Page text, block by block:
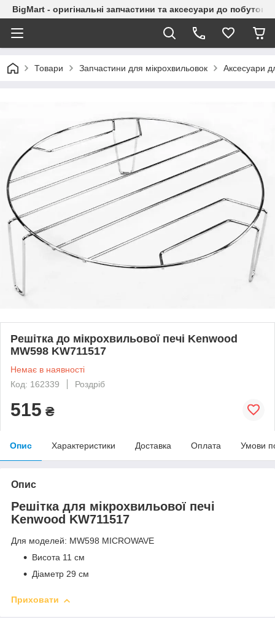
BigMart - оригінальні запчастини та аксесуари до побутової
Товари Запчастини для мікрохвильовок Аксесуари
Решітка до мікрохвильової печі Kenwood
MW598 KW711517
Немає в наявності
Код: 162339
Роздріб
515 ₴
Опис Характеристики Доставка Оплата Умови
Опис
Решітка для мікрохвильової печі
Kenwood KW711517
Для моделей: MW598 MICROWAVE
Висота 11 см
Діаметр 29 см
Приховати